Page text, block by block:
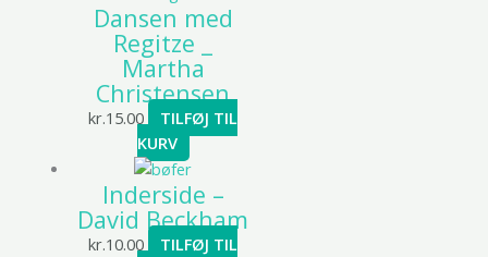
Dansen med
Regitze _
Martha
Christensen
kr.15.00
TILFØJ TIL
KURV
Inderside –
David Beckham
kr.10.00
TILFØJ TIL